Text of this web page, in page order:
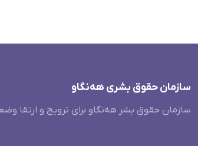
سازمان حقوق بشری هەنگاو
سازمان حقوق بشر هه‌نگاو برای ترویج و ارتقا